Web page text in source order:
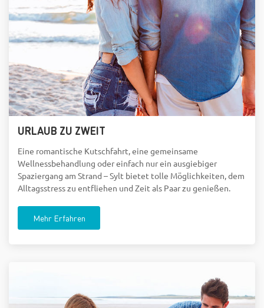
URLAUB ZU ZWEIT
Eine romantische Kutschfahrt, eine gemeinsame
Wellnessbehandlung oder einfach nur ein ausgiebiger
Spaziergang am Strand – Sylt bietet tolle Möglichkeiten, dem
Alltagsstress zu entfliehen und Zeit als Paar zu genießen.
Mehr Erfahren